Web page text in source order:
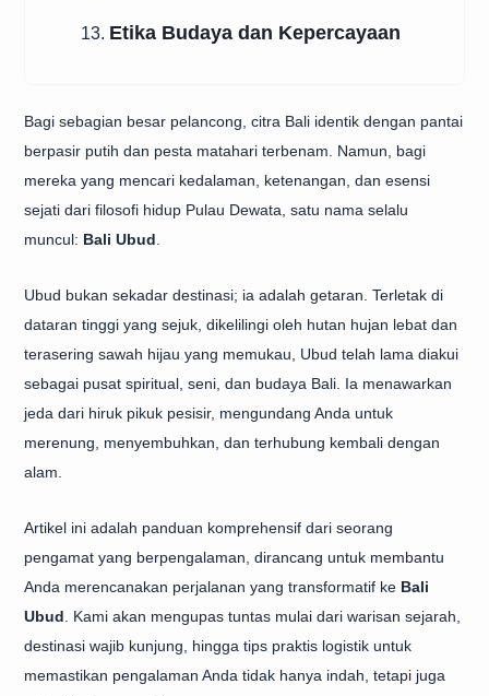
13. Etika Budaya dan Kepercayaan
Bagi sebagian besar pelancong, citra Bali identik dengan pantai
berpasir putih dan pesta matahari terbenam. Namun, bagi
mereka yang mencari kedalaman, ketenangan, dan esensi
sejati dari filosofi hidup Pulau Dewata, satu nama selalu
muncul: Bali Ubud
Ubud bukan sekadar destinasi; ia adalah getaran. Terletak di
dataran tinggi yang sejuk, dikelilingi oleh hutan hujan lebat dan
terasering sawah hijau yang memukau, Ubud telah lama diakui
sebagai pusat spiritual, seni, dan budaya Bali. Ia menawarkan
jeda dari hiruk pikuk pesisir, mengundang Anda untuk
merenung, menyembuhkan, dan terhubung kembali dengan
alam.
Artikel ini adalah panduan komprehensif dari seorang
pengamat yang berpengalaman, dirancang untuk membantu
Anda merencanakan perjalanan yang transformatif ke Bali
Ubud . Kami akan mengupas tuntas mulai dari warisan sejarah,
destinasi wajib kunjung, hingga tips praktis logistik untuk
memastikan pengalaman Anda tidak hanya indah, tetapi juga